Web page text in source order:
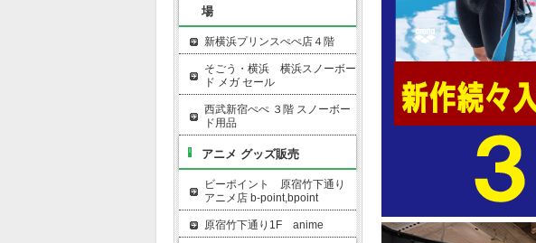
場
新横浜プリンスぺぺ店４階
そごう・横浜 横浜スノーボー
ド メガ セール
西武新宿ぺぺ ３階 スノーボー
ド用品
アニメ グッズ販売
ビーポイント 原宿竹下通り
アニメ店 b-point,bpoint
原宿竹下通り1F anime